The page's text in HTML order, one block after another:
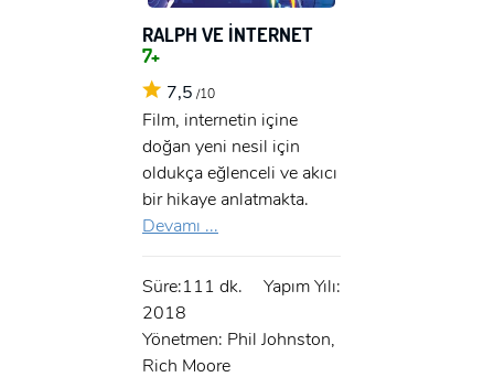
RALPH VE İNTERNET
7+
7,5 /10
Film, internetin içine
doğan yeni nesil için
oldukça eğlenceli ve akıcı
bir hikaye anlatmakta.
Devamı ...
Süre:111 dk.
Yapım Yılı:
2018
Yönetmen: Phil Johnston,
Rich Moore